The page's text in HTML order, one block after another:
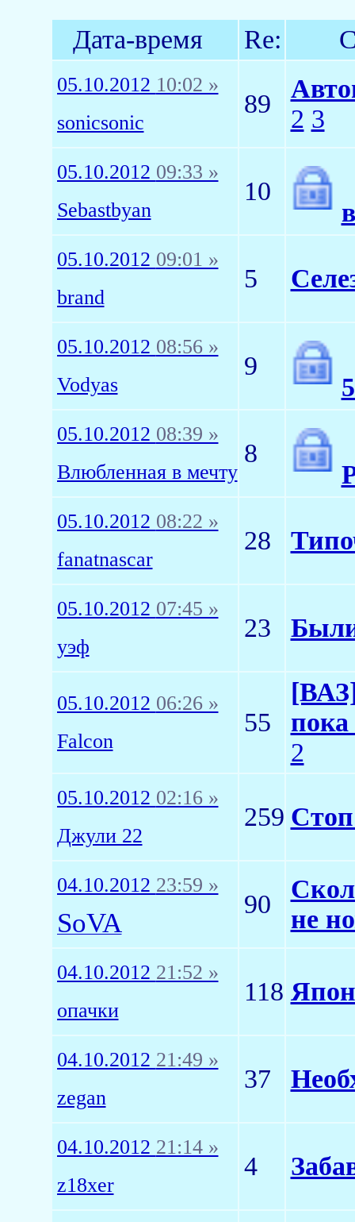
Дата-время Re:
05.10.2012 10:02 »
sonicsonic
89
2 3
05.10.2012 09:33 »
Sebastbyan
10
05.10.2012 09:01 »
brand
5
05.10.2012 08:56 »
Vodyas
9
05.10.2012 08:39 »
Влюбленная в мечту
8
05.10.2012 08:22 »
fanatnascar
28
05.10.2012 07:45 »
уэф
23
05.10.2012 06:26 »
Falcon
55
2
05.10.2012 02:16 »
Джули 22
259
04.10.2012 23:59 »
SoVA
90
не
04.10.2012 21:52 »
опачки
118
04.10.2012 21:49 »
zegan
37
04.10.2012 21:14 »
z18xer
4